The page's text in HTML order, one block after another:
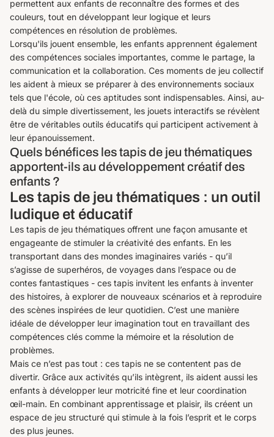
permettent aux enfants de reconnaître des formes et des
couleurs, tout en développant leur logique et leurs
compétences en résolution de problèmes.
Lorsqu'ils jouent ensemble, les enfants apprennent également
des compétences sociales importantes, comme le partage, la
communication et la collaboration. Ces moments de jeu collectif
les aident à mieux se préparer à des environnements sociaux
tels que l'école, où ces aptitudes sont indispensables. Ainsi, au-
delà du simple divertissement, les jouets interactifs se révèlent
être de véritables outils éducatifs qui participent activement à
leur épanouissement.
Quels bénéfices les tapis de jeu thématiques
apportent-ils au développement créatif des
enfants ?
Les tapis de jeu thématiques : un outil
ludique et éducatif
Les tapis de jeu thématiques offrent une façon amusante et
engageante de stimuler la créativité des enfants. En les
transportant dans des mondes imaginaires variés - qu’il
s’agisse de superhéros, de voyages dans l’espace ou de
contes fantastiques - ces tapis invitent les enfants à inventer
des histoires, à explorer de nouveaux scénarios et à reproduire
des scènes inspirées de leur quotidien. C’est une manière
idéale de développer leur imagination tout en travaillant des
compétences clés comme la mémoire et la résolution de
problèmes.
Mais ce n’est pas tout : ces tapis ne se contentent pas de
divertir. Grâce aux activités qu’ils intègrent, ils aident aussi les
enfants à développer leur motricité fine et leur coordination
œil-main. En combinant apprentissage et plaisir, ils créent un
espace de jeu structuré qui stimule à la fois l’esprit et le corps
des plus jeunes.